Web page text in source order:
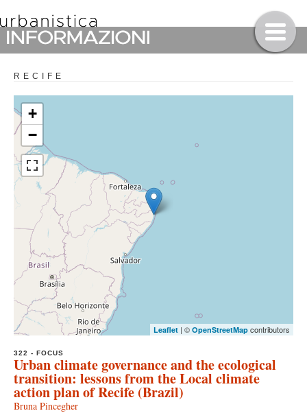
RECIFE
+
−
Leaflet | © OpenStreetMap contributors
322 - FOCUS
Urban climate governance and the ecological
transition: lessons from the Local climate
action plan of Recife (Brazil)
Bruna Pincegher